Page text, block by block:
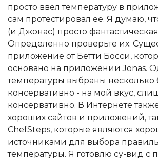
просто ввел температуру в
сам протестировал ее. Я думаю,
(и Джонас) просто
Определенно проверьте их.
приложение от Бетти Босси,
основано на приложении Jonas.
температуры выбраны несколько
консервативно - на мой вкус,
консервативно. В Интернете
хороших сайтов и приложений,
ChefSteps, которые являются
источниками для выбора
температуры. Я готовлю су-вид